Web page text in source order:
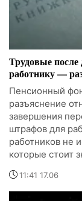
Трудовые после
работнику —
Пенсионный
разъяснение
завершения
штрафов для
работников не
которые стоит
11:41 17.06